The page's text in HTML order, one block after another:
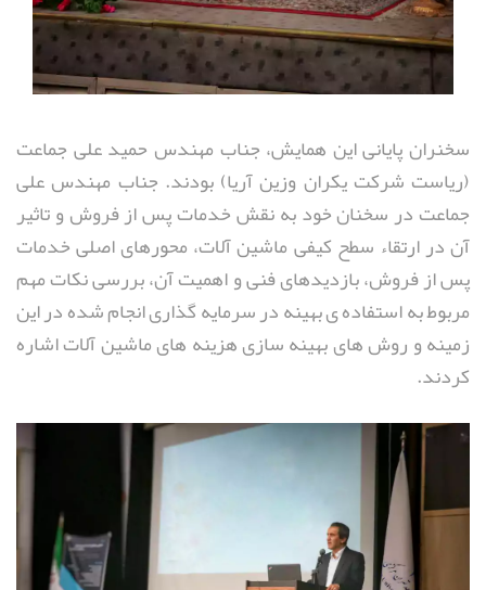
سخنران پایانی این همایش، جناب مهندس حمید علی جماعت
(ریاست شرکت یکران وزین آریا) بودند. جناب مهندس علی
جماعت در سخنان خود به نقش خدمات پس از فروش و تاثیر
آن در ارتقاء سطح کیفی ماشین آلات، محورهای اصلی خدمات
پس از فروش، بازدیدهای فنی و اهمیت آن، بررسی نکات مهم
مربوط به استفاده ی بهینه در سرمایه گذاری انجام شده در این
زمینه و روش های بهینه سازی هزینه های ماشین آلات اشاره
کردند.